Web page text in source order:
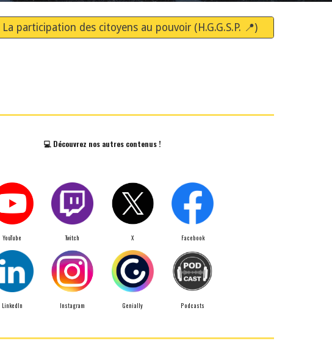
La participation des citoyens au pouvoir (H.G.G.S.P. 📍)
💻 Découvrez nos autres contenus !
YouTube
LinkedIn
Twitch
Instagram
X
Genially
Facebook
Podcasts